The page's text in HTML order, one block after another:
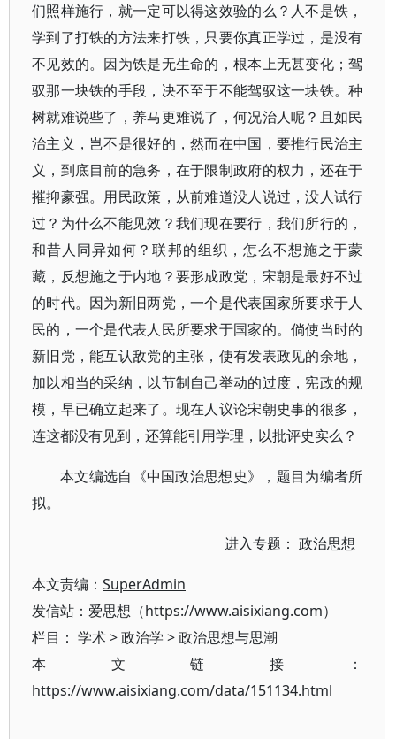
们照样施行，就一定可以得这效验的么？人不是铁，
学到了打铁的方法来打铁，只要你真正学过，是没有
不见效的。因为铁是无生命的，根本上无甚变化；驾
驭那一块铁的手段，决不至于不能驾驭这一块铁。种
树就难说些了，养马更难说了，何况治人呢？且如民
治主义，岂不是很好的，然而在中国，要推行民治主
义，到底目前的急务，在于限制政府的权力，还在于
摧抑豪强。用民政策，从前难道没人说过，没人试行
过？为什么不能见效？我们现在要行，我们所行的，
和昔人同异如何？联邦的组织，怎么不想施之于蒙
藏，反想施之于内地？要形成政党，宋朝是最好不过
的时代。因为新旧两党，一个是代表国家所要求于人
民的，一个是代表人民所要求于国家的。倘使当时的
新旧党，能互认敌党的主张，使有发表政见的余地，
加以相当的采纳，以节制自己举动的过度，宪政的规
模，早已确立起来了。现在人议论宋朝史事的很多，
连这都没有见到，还算能引用学理，以批评史实么？
本文编选自《中国政治思想史》，题目为编者所
拟。
进入专题：政治思想
本文责编： SuperAdmin
发信站：爱思想（https://www.aisixiang.com）
栏目： 学术>政治学 >政治思想与思潮
本文链接：
https://www.aisixiang.com/data/151134.html